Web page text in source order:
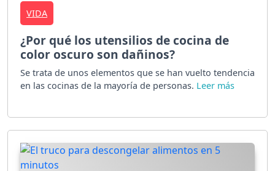
VIDA
¿Por qué los utensilios de cocina de
color oscuro son dañinos?
Se trata de unos elementos que se han vuelto tendencia
en las cocinas de la mayoría de personas.